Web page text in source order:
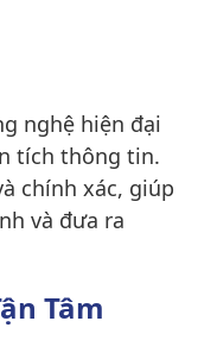
nghệ hiện đại
tích thông tin.
chính xác, giúp
và đưa ra
Tâm